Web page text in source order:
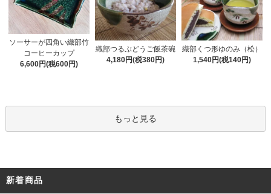
ソーサーが四角い織部竹
コーヒーカップ
6,600円(税600円)
織部つるぶどうご飯茶碗
4,180円(税380円)
織部くつ形ゆのみ（松）
1,540円(税140円)
もっと見る
新着商品